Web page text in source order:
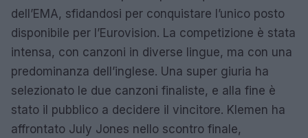
dell’EMA, sfidandosi per conquistare l’unico posto
disponibile per l’Eurovision. La competizione è stata
intensa, con canzoni in diverse lingue, ma con una
predominanza dell’inglese. Una super giuria ha
selezionato le due canzoni finaliste, e alla fine è
stato il pubblico a decidere il vincitore. Klemen ha
affrontato July Jones nello scontro finale,